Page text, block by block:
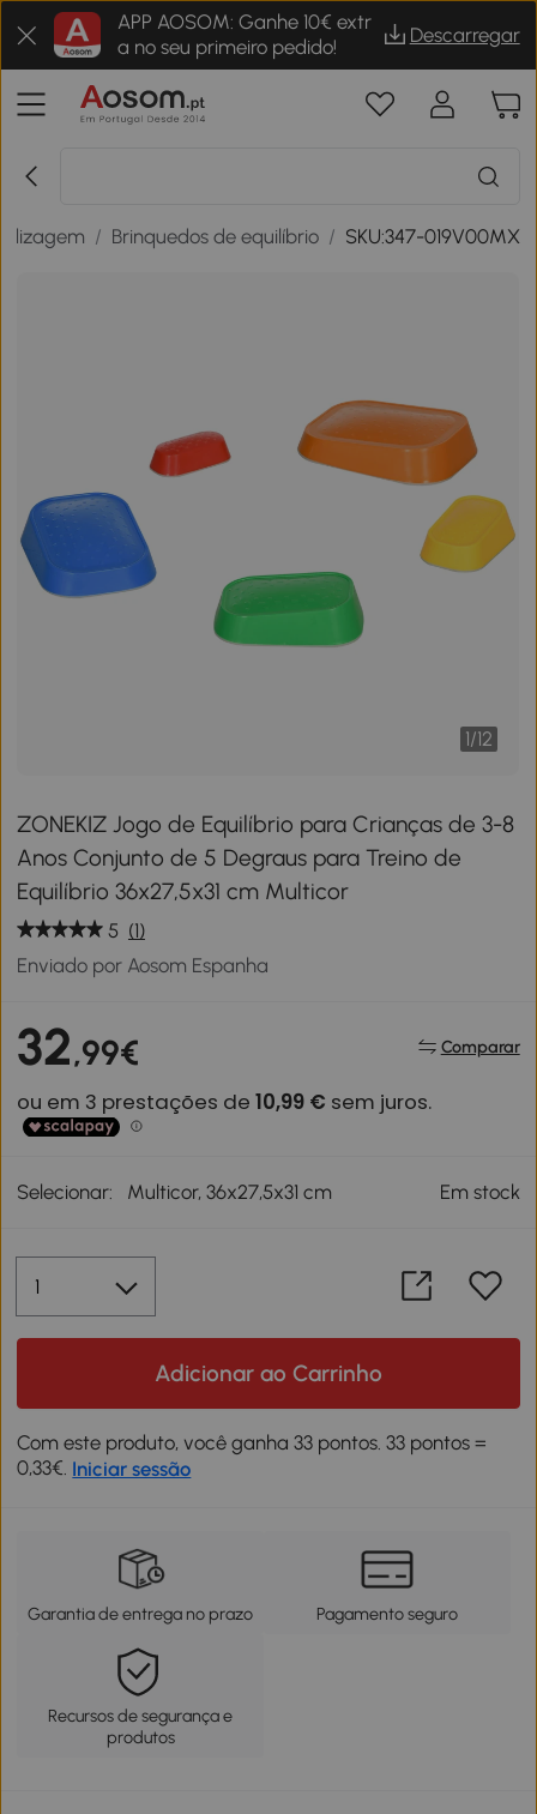
APP AOSOM: Ganhe 10€ extr
a no seu primeiro pedido!
Descarregar
/ Brinquedos de equilíbrio / SKU:347-019V00MX
1/12
ZONEKIZ Jogo de Equilíbrio para Crianças de 3-8
Anos Conjunto de 5 Degraus para Treino de
Equilíbrio 36x27,5x31 cm Multicor
5 (1)
Enviado por Aosom Espanha
32,99€ Comparar
Selecionar: Multicor, 36x27,5x31 cm Em stock
Adicionar ao Carrinho
Com este produto, você ganha 33 pontos. 33 pontos =
0,33€. Iniciar sessão
Garantia de entrega no prazo Pagamento seguro
Recursos de segurança e
produtos